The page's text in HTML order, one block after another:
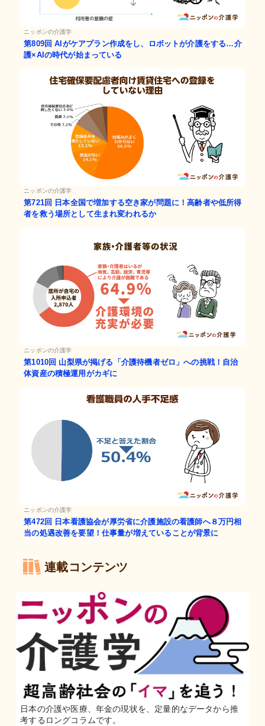
ニッポンの介護学
第809回 AIがケアプラン作成をし、ロボットが介護をする…介
護×AIの時代が始まっている
ニッポンの介護学
第721回 日本全国で増加する空き家が問題に！高齢者や低所得
者を救う場所として生まれ変われるか
ニッポンの介護学
第1010回 山梨県が掲げる「介護待機者ゼロ」への挑戦！自治
体資産の積極運用がカギに
ニッポンの介護学
第472回 日本看護協会が厚労省に介護施設の看護師へ８万円相
当の処遇改善を要望！仕事量が増えていることが背景に
連載コンテンツ
日本の介護や医療、年金の現状を、定量的なデータから推
考するロングコラムです。